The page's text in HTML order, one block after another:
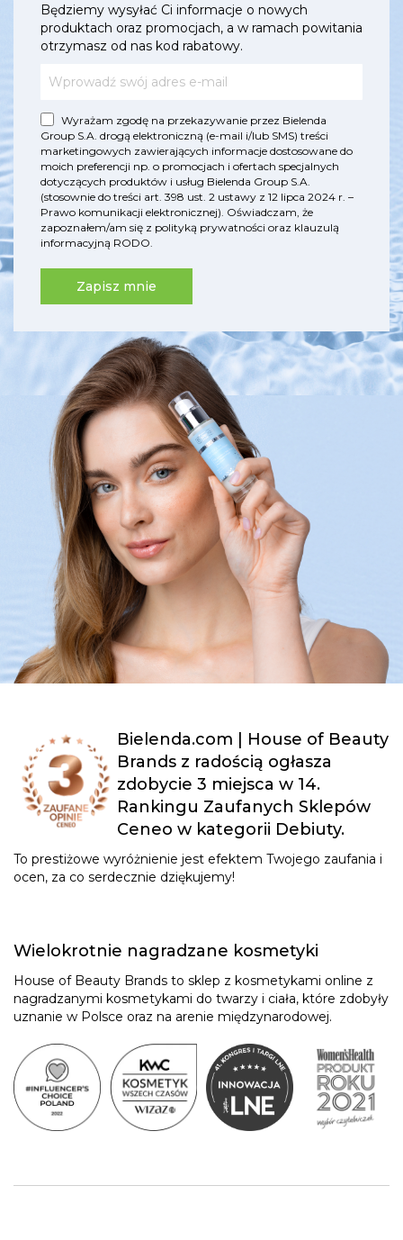
Będziemy wysyłać Ci informacje o nowych
produktach oraz promocjach, a w ramach powitania
otrzymasz od nas kod rabatowy.
Wyrażam zgodę na przekazywanie przez Bielenda
Group S.A. drogą elektroniczną (e-mail i/lub SMS) treści
marketingowych zawierających informacje dostosowane do
moich preferencji np. o promocjach i ofertach specjalnych
dotyczących produktów i usług Bielenda Group S.A.
(stosownie do treści art. 398 ust. 2 ustawy z 12 lipca 2024 r. –
Prawo komunikacji elektronicznej). Oświadczam, że
zapoznałem/am się z polityką prywatności oraz klauzulą
informacyjną RODO.
Zapisz mnie
Bielenda.com | House of Beauty
Brands z radością ogłasza
zdobycie 3 miejsca w 14.
Rankingu Zaufanych Sklepów
Ceneo w kategorii Debiuty.
To prestiżowe wyróżnienie jest efektem Twojego zaufania i
ocen, za co serdecznie dziękujemy!
Wielokrotnie nagradzane kosmetyki
House of Beauty Brands to sklep z kosmetykami online z
nagradzanymi kosmetykami do twarzy i ciała, które zdobyły
uznanie w Polsce oraz na arenie międzynarodowej.